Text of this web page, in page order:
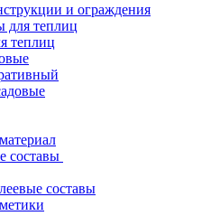
и ограждения
для теплиц
теплиц
составы
составы